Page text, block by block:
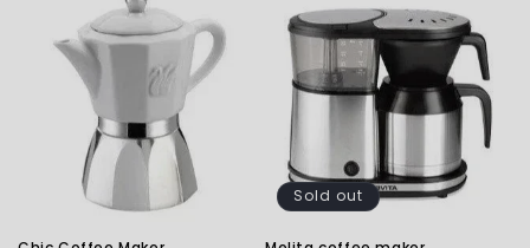
Sold out